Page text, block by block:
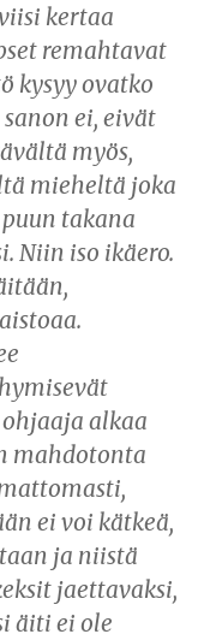
kertaa
remahtavat
kysyy ovatko
ei, eivät
myös,
mieheltä joka
takana
Niin iso ikäero.
alkaa
mahdotonta
ei voi kätkeä,
ja niistä
jaettavaksi,
äiti ei ole